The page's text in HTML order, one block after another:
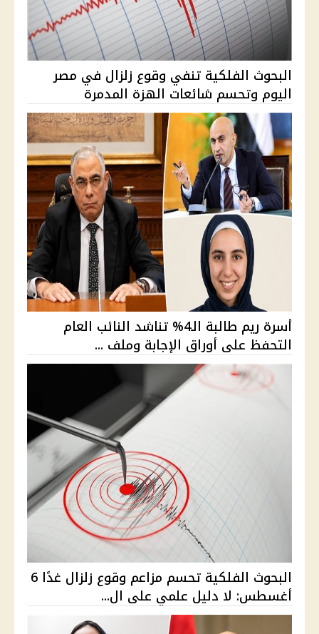
البحوث الفلكية تنفي وقوع زلزال في مصر
اليوم وتحسم شائعات الهزة المدمرة
أسرة ريم طالبة الـ4% تناشد النائب العام
التحفظ على أوراق الإجابة وملف ...
البحوث الفلكية تحسم مزاعم وقوع زلزال غدًا 6
أغسطس: لا دليل علمي على ال...